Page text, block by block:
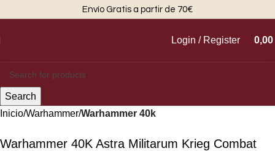
Envío Gratis a partir de 70€
Login / Register 0,00
Search
Inicio Warhammer Warhammer 40k
Warhammer 40K Astra Militarum Krieg Combat